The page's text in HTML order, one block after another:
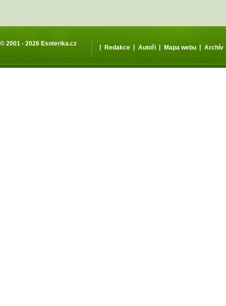
© 2001 - 2026 Esoterika.cz
Redakce Autoři Mapa webu Archív